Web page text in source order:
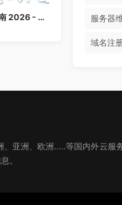
香港云服务器购买指南 2026 - 免备案高速云主机推荐 服务器
域名注
亚洲、欧洲.....等国内外云服
。